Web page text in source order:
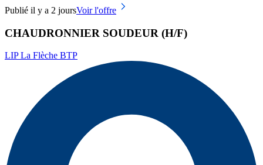
Publié il y a 2 joursVoir l'offre
CHAUDRONNIER SOUDEUR (H/F)
LIP La Flèche BTP